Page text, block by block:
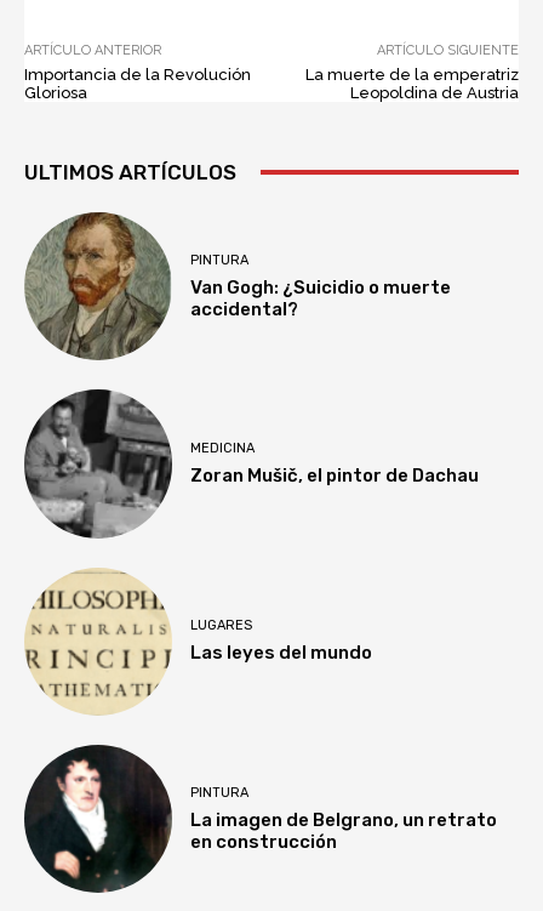
ARTÍCULO ANTERIOR
Importancia de la Revolución
Gloriosa
ARTÍCULO SIGUIENTE
La muerte de la emperatriz
Leopoldina de Austria
ULTIMOS ARTÍCULOS
PINTURA
Van Gogh: ¿Suicidio o muerte
accidental?
MEDICINA
Zoran Mušič, el pintor de Dachau
LUGARES
Las leyes del mundo
PINTURA
La imagen de Belgrano, un retrato
en construcción